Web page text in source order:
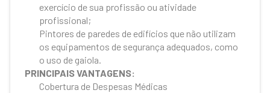
exercício de sua profissão ou atividade
profissional;
Pintores de paredes de edifícios que não utilizam
os equipamentos de segurança adequados, como
o uso de gaiola.
PRINCIPAIS VANTAGENS:
Cobertura de Despesas Médicas